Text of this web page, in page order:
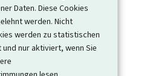
Daten. Diese Cookies
werden. Nicht
werden zu statistischen
nur aktiviert, wenn Sie